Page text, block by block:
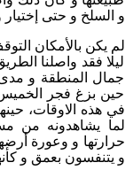
و السلخ و حتى إختيار
لم يكن بالأمكان
ليلا فقد واصلنا
جمال المنطقة و مدى
حين بزغ فجر
في هذه الاوقات،
لما يشاهدونه من
حرارتها و وعورة
و يتنفسون بعمق و